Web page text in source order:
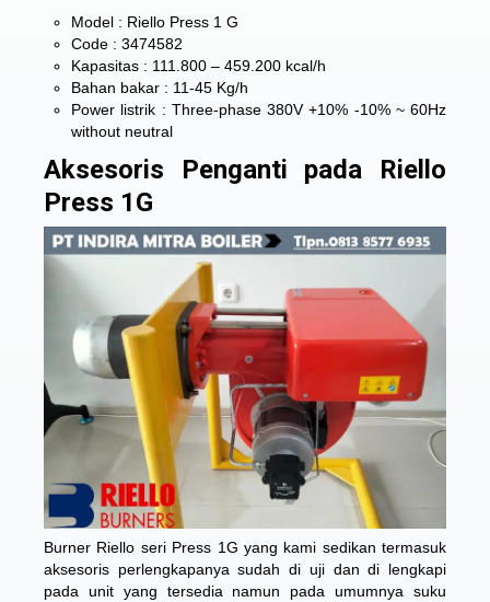
Model : Riello Press 1 G
Code : 3474582
Kapasitas : 111.800 – 459.200 kcal/h
Bahan bakar : 11-45 Kg/h
Power listrik : Three-phase 380V +10% -10% ~ 60Hz
without neutral
Aksesoris Penganti pada Riello
Press 1G
Burner Riello seri Press 1G yang kami sedikan termasuk
aksesoris perlengkapanya sudah di uji dan di lengkapi
pada unit yang tersedia namun pada umumnya suku